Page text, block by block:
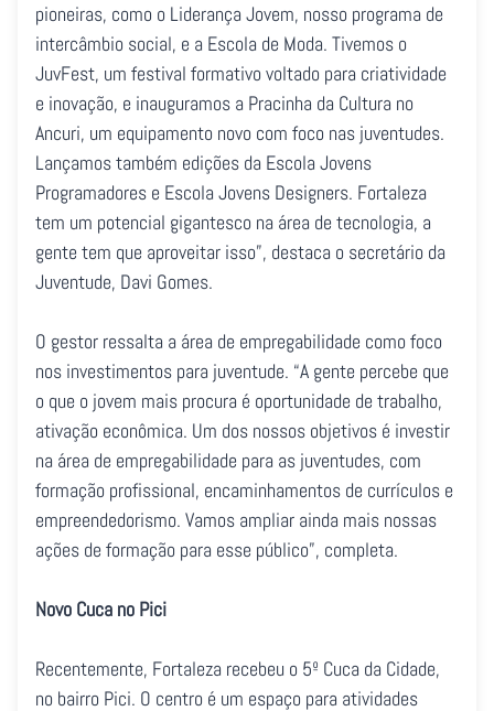
pioneiras, como o Liderança Jovem, nosso programa de
intercâmbio social, e a Escola de Moda. Tivemos o
JuvFest, um festival formativo voltado para criatividade
e inovação, e inauguramos a Pracinha da Cultura no
Ancuri, um equipamento novo com foco nas juventudes.
Lançamos também edições da Escola Jovens
Programadores e Escola Jovens Designers. Fortaleza
tem um potencial gigantesco na área de tecnologia, a
gente tem que aproveitar isso”, destaca o secretário da
Juventude, Davi Gomes.
O gestor ressalta a área de empregabilidade como foco
nos investimentos para juventude. “A gente percebe que
o que o jovem mais procura é oportunidade de trabalho,
ativação econômica. Um dos nossos objetivos é investir
na área de empregabilidade para as juventudes, com
formação profissional, encaminhamentos de currículos e
empreendedorismo. Vamos ampliar ainda mais nossas
ações de formação para esse público”, completa.
Novo Cuca no Pici
Recentemente, Fortaleza recebeu o 5º Cuca da Cidade,
no bairro Pici. O centro é um espaço para atividades